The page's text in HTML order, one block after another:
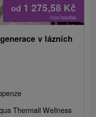
od 1 275,58 Kč
/noc/osoba
v lázních
Thermall Wellness